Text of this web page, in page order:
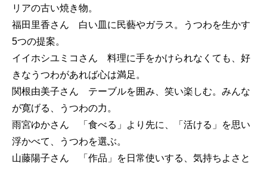
リアの古い焼き物。
福田里香さん 白い皿に民藝やガラス。うつわを生かす
5つの提案。
イイホシユミコさん 料理に手をかけられなくても、好
きなうつわがあれば心は満足。
関根由美子さん テーブルを囲み、笑い楽しむ。みんな
が寛げる、うつわの力。
雨宮ゆかさん 「食べる」より先に、「活ける」を思い
浮かべて、うつわを選ぶ。
山藤陽子さん 「作品」を日常使いする、気持ちよさと